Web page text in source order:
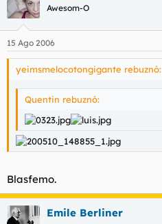
Awesom-O
15 Ago 2006
yeimsmelocotongigante rebuznó:
Quentin rebuznó:
Blasfemo.
Emile Berliner